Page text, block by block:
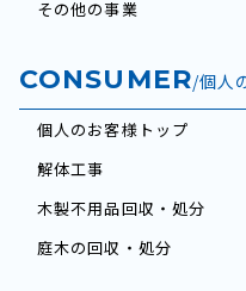
その他の事業
CONSUMER/個人
個人のお客様トップ
解体工事
木製不用品回収・処分
庭木の回収・処分